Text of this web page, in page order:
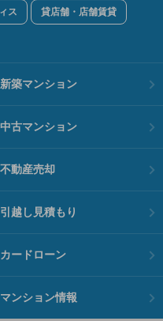
ス 貸店舗・店舗賃貸
新築マンション
中古マンション
不動産売却
引越し見積もり
カードローン
マンション情報